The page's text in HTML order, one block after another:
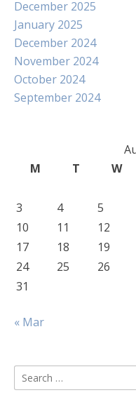
December 2025
January 2025
December 2024
November 2024
October 2024
September 2024
M
T W
3
4 5
10
11 12
17
18 19
24
25 26
31
« Mar
Search
for: